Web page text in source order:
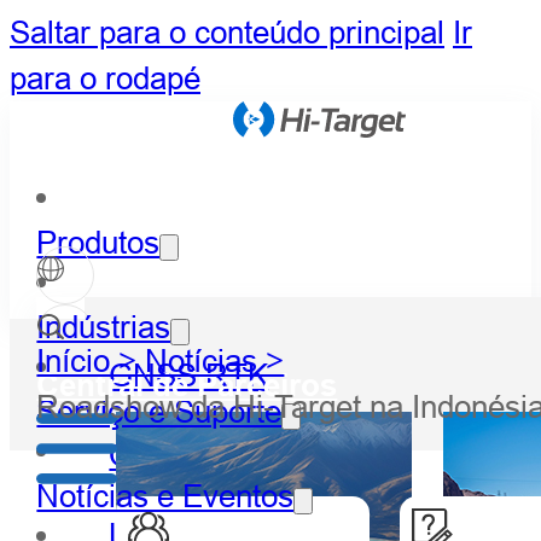
Saltar para o conteúdo principal Ir
para o rodapé
Produtos
GNSS RTK
Óptico
Indústrias
Serviço e Suporte
Notícias e Eventos
Central de Parceiros
Início >Notícias >
Roadshow da Hi-Target na